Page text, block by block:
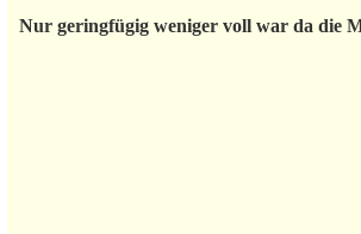
Nur geringfügig weniger voll war da die